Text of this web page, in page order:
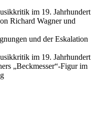
im 19. Jahrhundert
Richard Wagner und
und der Eskalation
im 19. Jahrhundert
„Beckmesser“-Figur im